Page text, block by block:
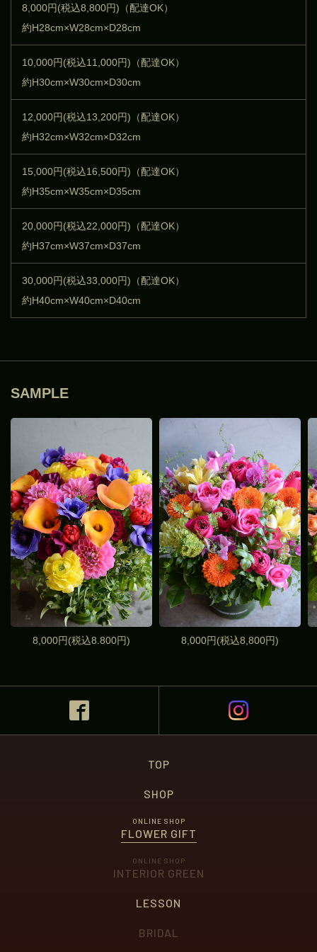
8,000円(税込8,800円)（配達OK）
約H28cm×W28cm×D28cm
10,000円(税込11,000円)（配達OK）
約H30cm×W30cm×D30cm
12,000円(税込13,200円)（配達OK）
約H32cm×W32cm×D32cm
15,000円(税込16,500円)（配達OK）
約H35cm×W35cm×D35cm
20,000円(税込22,000円)（配達OK）
約H37cm×W37cm×D37cm
30,000円(税込33,000円)（配達OK）
約H40cm×W40cm×D40cm
SAMPLE
8,000円(税込8.800円) 8,000円(税込8,800円)
TOP
SHOP
ONLINE SHOP
FLOWER GIFT
ONLINE SHOP
INTERIOR GREEN
LESSON
BRIDAL